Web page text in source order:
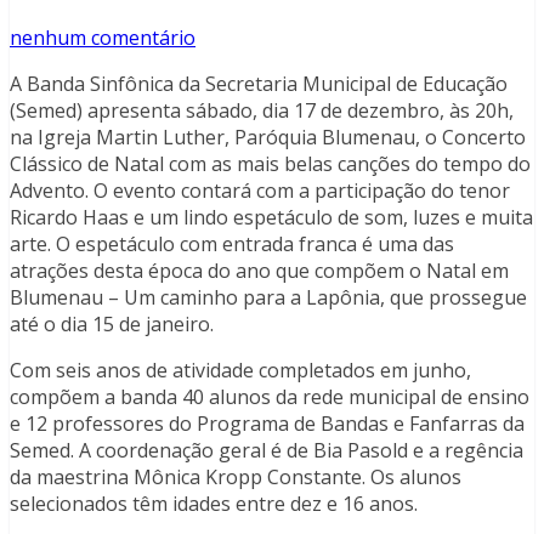
nenhum comentário
A Banda Sinfônica da Secretaria Municipal de Educação
(Semed) apresenta sábado, dia 17 de dezembro, às 20h,
na Igreja Martin Luther, Paróquia Blumenau, o Concerto
Clássico de Natal com as mais belas canções do tempo do
Advento. O evento contará com a participação do tenor
Ricardo Haas e um lindo espetáculo de som, luzes e muita
arte. O espetáculo com entrada franca é uma das
atrações desta época do ano que compõem o Natal em
Blumenau – Um caminho para a Lapônia, que prossegue
até o dia 15 de janeiro.
Com seis anos de atividade completados em junho,
compõem a banda 40 alunos da rede municipal de ensino
e 12 professores do Programa de Bandas e Fanfarras da
Semed. A coordenação geral é de Bia Pasold e a regência
da maestrina Mônica Kropp Constante. Os alunos
selecionados têm idades entre dez e 16 anos.